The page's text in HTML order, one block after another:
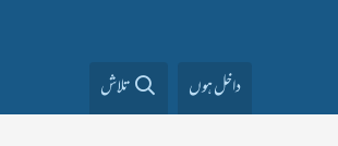
داخل ہوں تلاش